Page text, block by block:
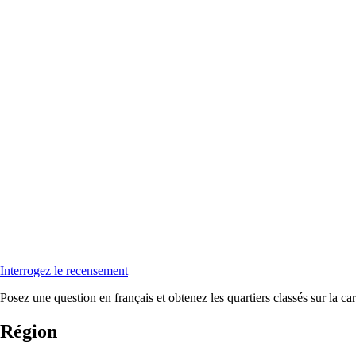
Interrogez le recensement
Posez une question en français et obtenez les quartiers classés sur la
Région